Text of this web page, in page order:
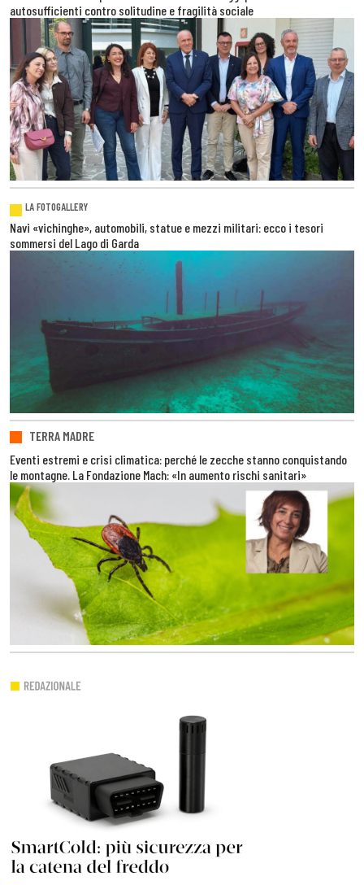
autosufficienti contro solitudine e fragilità sociale
LA FOTOGALLERY
Navi «vichinghe», automobili, statue e mezzi militari: ecco i tesori
sommersi del Lago di Garda
TERRA MADRE
Eventi estremi e crisi climatica: perché le zecche stanno conquistando
le montagne. La Fondazione Mach: «In aumento rischi sanitari»